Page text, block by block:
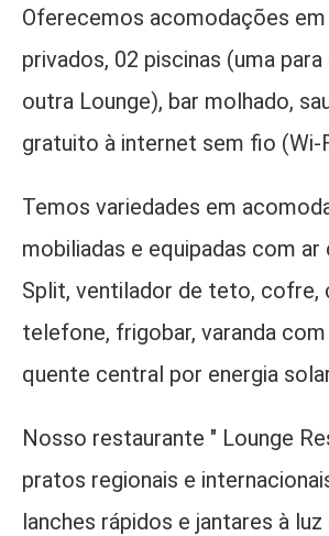
Oferecemos acomodações em
privados, 02 piscinas (uma
outra Lounge), bar molhado,
gratuito à internet sem fio (Wi-
Temos variedades em
mobiliadas e equipadas com ar
Split, ventilador de teto, cofre,
telefone, frigobar, varanda
quente central por energia
Nosso restaurante " Lounge
pratos regionais e
lanches rápidos e jantares à